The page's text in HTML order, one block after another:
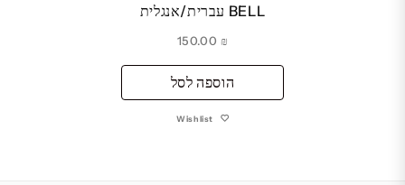
BELL עברית/אנגלית
₪
הוספה לסל
Wishlist